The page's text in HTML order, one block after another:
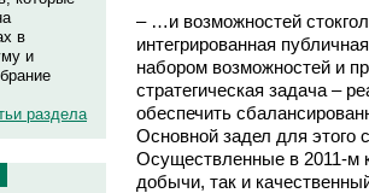
в
и
раздела
– …и возможностей
интегрированная
набором возможностей и
стратегическая задача –
обеспечить
Основной задел для этого
Осуществленные в 2011-м
добычи, так и